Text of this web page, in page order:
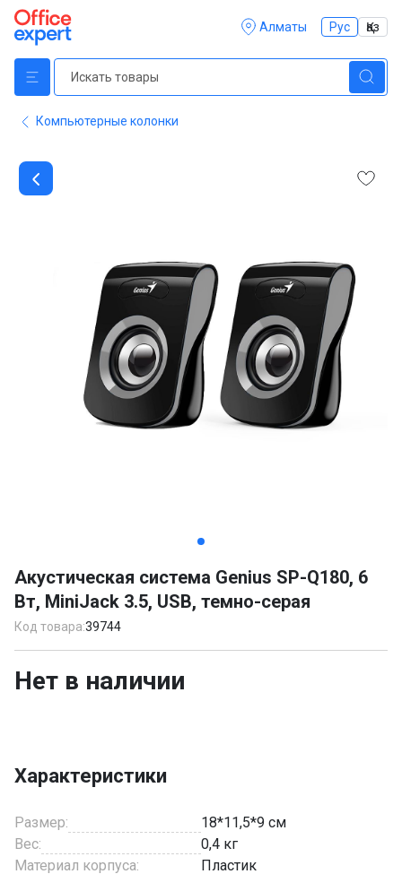
Алматы Рус Қаз
Компьютерные колонки
of
3
Акустическая система Genius SP-Q180, 6
Вт, MiniJack 3.5, USB, темно-серая
Код товара:39744
Нет в наличии
Характеристики
Размер:
18*11,5*9 см
Вес:
0,4 кг
Материал корпуса:
Пластик